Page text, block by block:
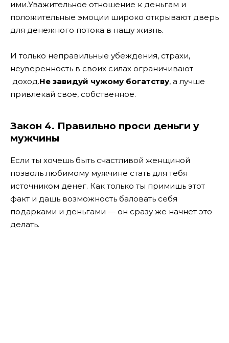
ими.Уважительное отношение к деньгам и
положительные эмоции широко открывают дверь
для денежного потока в нашу жизнь.
И только неправильные убеждения, страхи,
неуверенность в своих силах ограничивают
доход.Не завидуй чужому богатству, а лучше
привлекай свое, собственное.
Закон 4. Правильно проси деньги у
мужчины
Если ты хочешь быть счастливой женщиной
позволь любимому мужчине стать для тебя
источником денег. Как только ты примишь этот
факт и дашь возможность баловать себя
подарками и деньгами — он сразу же начнет это
делать.